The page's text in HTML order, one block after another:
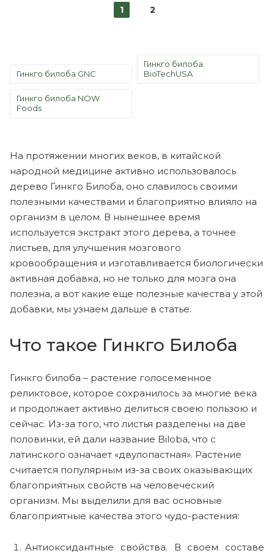
1 2
Гинкго билоба GNC
Гинкго билоба
BioTechUSA
Гинкго билоба NOW
Foods
На протяжении многих веков, в китайской
народной медицине активно использовалось
дерево Гинкго Билоба, оно славилось своими
полезными качествами и благоприятно влияло на
организм в целом. В нынешнее время
используется экстракт этого дерева, а точнее
листьев, для улучшения мозгового
кровообращения и изготавливается биологически
активная добавка, но не только для мозга она
полезна, а вот какие еще полезные качества у этой
добавки, мы узнаем дальше в статье.
Что такое Гинкго Билоба
Гинкго билоба – растение голосеменное
реликтовое, которое сохранилось за многие века
и продолжает активно делиться своею пользою и
сейчас. Из-за того, что листья разделены на две
половинки, ей дали название Biloba, что с
латинского означает «двулопастная». Растение
считается популярным из-за своих оказывающих
благоприятных свойств на человеческий
организм. Мы выделили для вас основные
благоприятные качества этого чудо-растения:
Антиоксидантные свойства. В своем составе